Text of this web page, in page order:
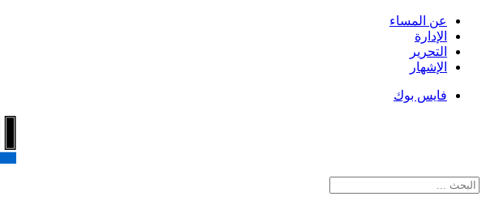
عن المساء
الإدارة
التحرير
الإشهار
فايس بوك